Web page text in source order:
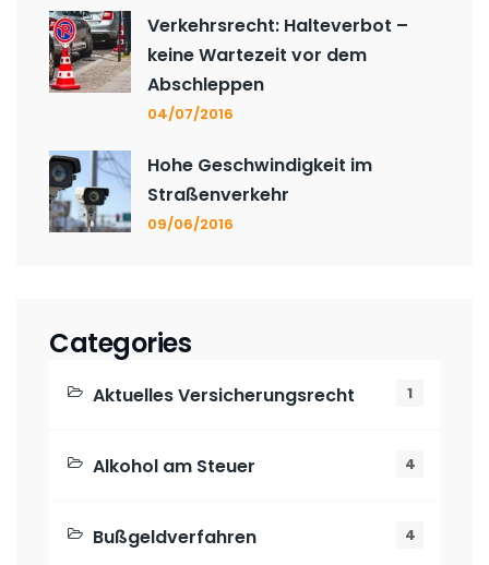
Verkehrsrecht: Halteverbot –
keine Wartezeit vor dem
Abschleppen
04/07/2016
Hohe Geschwindigkeit im
Straßenverkehr
09/06/2016
Categories
Aktuelles Versicherungsrecht 1
Alkohol am Steuer 4
Bußgeldverfahren 4